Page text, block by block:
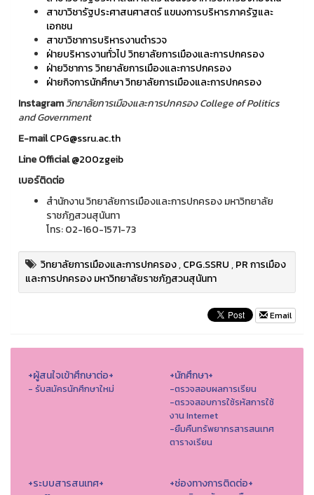
สาขาวิชารัฐประศาสนศาสตร์ แขนงการบริหารภาครัฐและ
เอกชน
สาขาวิชาการบริหารงานตำรวจ
ฝ่ายบริหารงานทั่วไป วิทยาลัยการเมืองและการปกครอง
ฝ่ายวิชาการ วิทยาลัยการเมืองและการปกครอง
ฝ่ายกิจการนักศึกษา วิทยาลัยการเมืองและการปกครอง
Instagramวิทยาลัยการเมืองและการปกครอง College of Politics
and Government
E-mailCPG@ssru.ac.th
Line Official@200zgeib
เบอร์ติดต่อ
สำนักงาน วิทยาลัยการเมืองและการปกครอง มหาวิทยาลัย
ราชภัฏสวนสุนันทา
โทร: 02-160-1571-73
วิทยาลัยการเมืองและการปกครอง,CPG.SSRU,PR การเมือง
และการปกครอง มหาวิทยาลัยราชภัฏสวนสุนันทา
Email
+ผู้สนใจเข้าศึกษาต่อ+
- รับสมัครนักศึกษาใหม่
+นักศึกษา+
-ตรวจสอบผลการเรียน
-ตรวจสอบการใช้รหัสการใช้
งาน Internet
-ยืมคืนทรัพยากรสารสนเทศ
ตารางเรียน
+ระบบสารสนเทศ+ +ช่องทางการติดต่อ+